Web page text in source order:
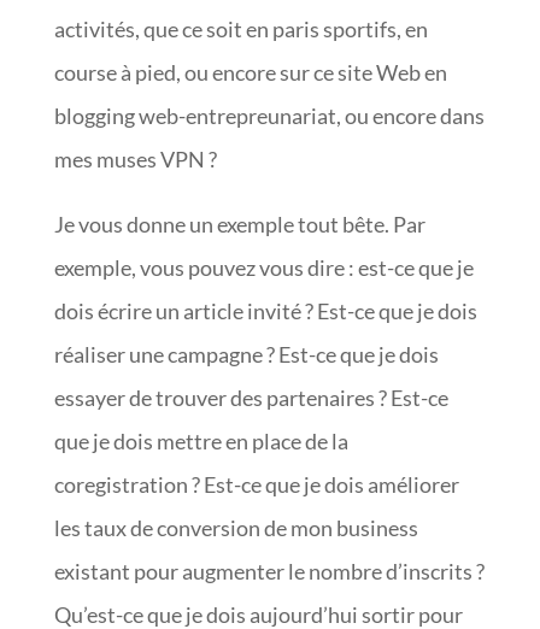
activités, que ce soit en paris sportifs, en
course à pied, ou encore sur ce site Web en
blogging web-entrepreunariat, ou encore dans
mes muses VPN ?
Je vous donne un exemple tout bête. Par
exemple, vous pouvez vous dire : est-ce que je
dois écrire un article invité ? Est-ce que je dois
réaliser une campagne ? Est-ce que je dois
essayer de trouver des partenaires ? Est-ce
que je dois mettre en place de la
coregistration ? Est-ce que je dois améliorer
les taux de conversion de mon business
existant pour augmenter le nombre d’inscrits ?
Qu’est-ce que je dois aujourd’hui sortir pour